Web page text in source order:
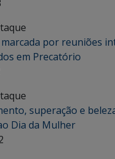
por reuniões
em Precatório
superação e
Dia da Mulher